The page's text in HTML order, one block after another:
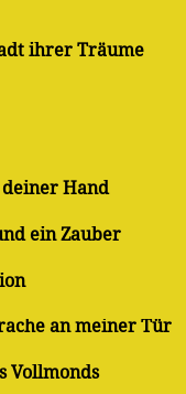
ihrer Träume
Hand
ein Zauber
an meiner Tür
Vollmonds